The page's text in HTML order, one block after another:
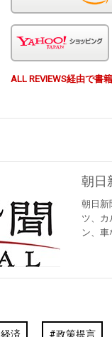
ALL REVIEWS経由で書
朝日
朝日新
ツ、カ
ン、
経済 政策提言